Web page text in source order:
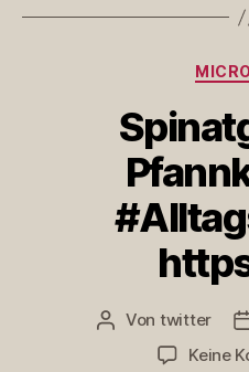
Beitragsautor
Von twitter
Keine